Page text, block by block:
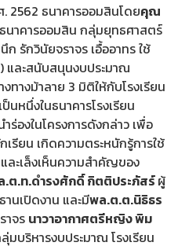
2562 ธนาคารออมสินโดยคุณ
นาคารออมสิน กลุ่มยุทธศาสตร์
รักวินัยจราจร เอื้ออาทร ใช้
และสนับสนุนงบประมาณ
ทางม้าลาย 3 มิติให้กับโรงเรียน
หนึ่งในธนาคารโรงเรียน
ร่องในโครงการดังกล่าว เพื่อ
เรียน เกิดความตระหนักรู้การใช้
ละเล็งเห็นความสำคัญของ
.ต.ท.ดำรงศักดิ์ กิตติประภัสร์ผู้
นเปิดงาน และมีพล.ต.ต.นิธิธร
าจร นาวาอากาศตรีหญิง พิม
มบริหารงบประมาณ โรงเรียน